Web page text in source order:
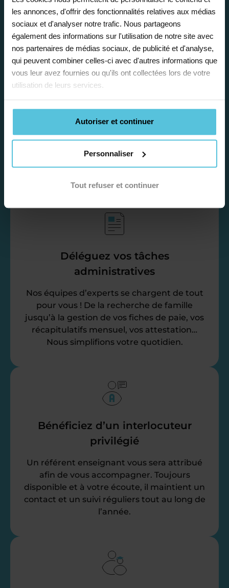
les annonces, d'offrir des fonctionnalités relatives aux médias
sociaux et d'analyser notre trafic. Nous partageons
également des informations sur l'utilisation de notre site avec
nos partenaires de médias sociaux, de publicité et d'analyse,
qui peuvent combiner celles-ci avec d'autres informations que
vous leur avez fournies ou qu'ils ont collectées lors de votre
utilisation de leurs services.
Autoriser et continuer
Personnaliser
Tout refuser et continuer
avantages
Enseignez près de chez vous, selon
Afin de garantir le meilleur
emploi du temps en fonction de votre profil,
Déléguez vos tâches
administratives
Nos équipes d’experts se chargent de tout
pour vous ! De la recherche de famille
jusqu’à la gestion de vos fiches de paie, vos
récapitulatifs mensuel, vos attestation…
Nous simplifions votre quotidien.
Bénéficiez d’un interlocuteur
privilégié
Un référent enseignant vous sera attribué
afin de vous accompagner. Toujours
disponible et à votre écoute, il maintient un
contact et un suivi réguliers tout au long de
l’année.